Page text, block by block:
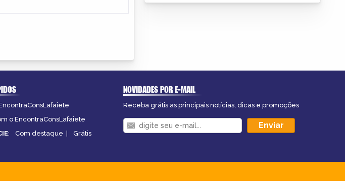
o EncontraConsLafaiete
: Com destaque | Grátis
NOVIDADES POR E-MAIL
Receba grátis as principais notícias, dicas e promoções